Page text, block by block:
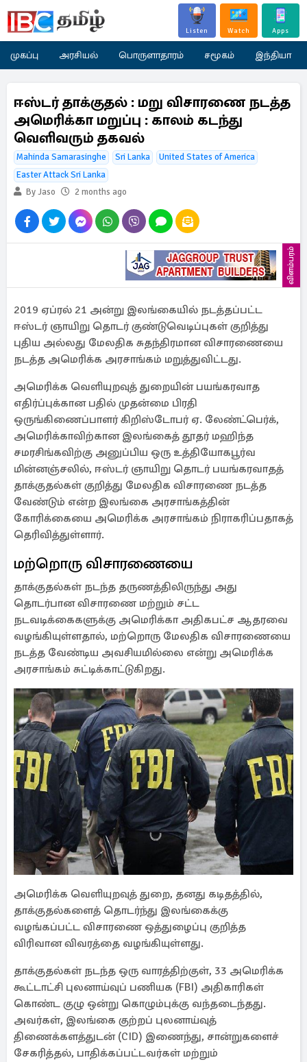
Listen Watch Apps
முகப்பு அரசியல் பொருளாதாரம் சமூகம் இந்தியா
ஈஸ்டர் தாக்குதல் : மறு விசாரணை நடத்த
அமெரிக்கா மறுப்பு : காலம் கடந்து
வெளிவரும் தகவல்
Mahinda Samarasinghe Sri Lanka
United States of America
Easter Attack Sri Lanka
By Jaso
2 months ago
விளம்பரம்
2019 ஏப்ரல் 21 அன்று இலங்கையில் நடத்தப்பட்ட
ஈஸ்டர் ஞாயிறு தொடர் குண்டுவெடிப்புகள் குறித்து
புதிய அல்லது மேலதிக சுதந்திரமான விசாரணையை
நடத்த அமெரிக்க அரசாங்கம் மறுத்துவிட்டது.
அமெரிக்க வெளியுறவுத் துறையின் பயங்கரவாத
எதிர்ப்புக்கான பதில் முதன்மை பிரதி
ஒருங்கிணைப்பாளர் கிறிஸ்டோபர் ஏ. லேண்ட்பெர்க்,
அமெரிக்காவிற்கான இலங்கைத் தூதர் மஹிந்த
சமரசிங்கவிற்கு அனுப்பிய ஒரு உத்தியோகபூர்வ
மின்னஞ்சலில், ஈஸ்டர் ஞாயிறு தொடர் பயங்கரவாதத்
தாக்குதல்கள் குறித்து மேலதிக விசாரணை நடத்த
வேண்டும் என்ற இலங்கை அரசாங்கத்தின்
கோரிக்கையை அமெரிக்க அரசாங்கம் நிராகரிப்பதாகத்
தெரிவித்துள்ளார்.
மற்றொரு விசாரணையை
தாக்குதல்கள் நடந்த தருணத்திலிருந்து அது
தொடர்பான விசாரணை மற்றும் சட்ட
நடவடிக்கைகளுக்கு அமெரிக்கா அதிகபட்ச ஆதரவை
வழங்கியுள்ளதால், மற்றொரு மேலதிக விசாரணையை
நடத்த வேண்டிய அவசியமில்லை என்று அமெரிக்க
அரசாங்கம் சுட்டிக்காட்டுகிறது.
அமெரிக்க வெளியுறவுத் துறை, தனது கடிதத்தில்,
தாக்குதல்களைத் தொடர்ந்து இலங்கைக்கு
வழங்கப்பட்ட விசாரணை ஒத்துழைப்பு குறித்த
விரிவான விவரத்தை வழங்கியுள்ளது.
தாக்குதல்கள் நடந்த ஒரு வாரத்திற்குள், 33 அமெரிக்க
கூட்டாட்சி புலனாய்வுப் பணியக (FBI) அதிகாரிகள்
கொண்ட குழு ஒன்று கொழும்புக்கு வந்தடைந்தது.
அவர்கள், இலங்கை குற்றப் புலனாய்வுத்
திணைக்களத்துடன் (CID) இணைந்து, சான்றுகளைச்
சேகரித்தல், பாதிக்கப்பட்டவர்கள் மற்றும்